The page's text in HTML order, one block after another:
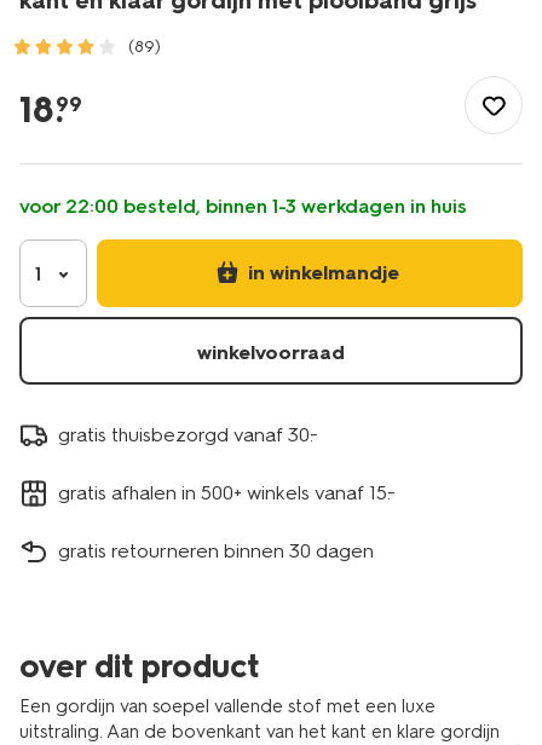
(89)
slapen/raamdecoratie/kant-
en-
gordijnen/kant-
klaar-
gordijn-
met-
plooiband-
grijs-
18.
99
voor 22:00 besteld, binnen 1-3 werkdagen in huis
1 in winkelmandje
winkelvoorraad
gratis thuisbezorgd vanaf 30.-
gratis afhalen in 500+ winkels vanaf 15.-
gratis retourneren binnen 30 dagen
over dit product
Een gordijn van soepel vallende stof met een luxe
uitstraling. Aan de bovenkant van het kant en klare gordijn